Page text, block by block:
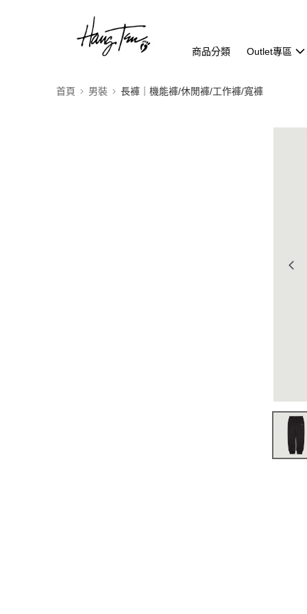
商品分類 Outlet專區
首頁 男裝 長褲｜機能褲/休閒褲/工作褲/寬褲